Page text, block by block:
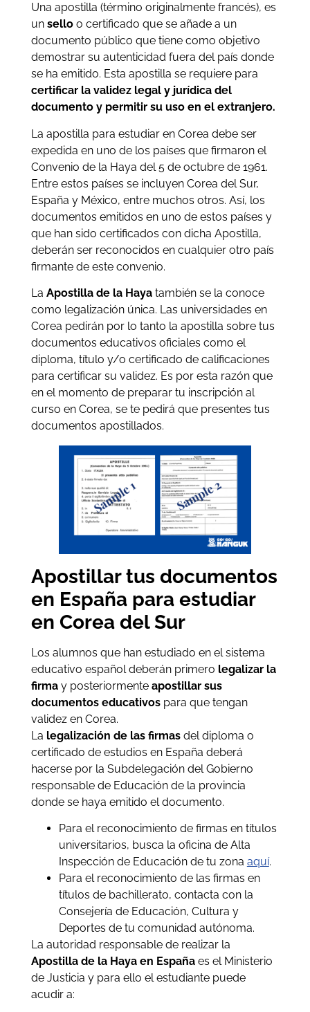
Una apostilla (término originalmente francés), es
un sello o certificado que se añade a un
documento público que tiene como objetivo
demostrar su autenticidad fuera del país donde
se ha emitido. Esta apostilla se requiere para
certificar la validez legal y jurídica del
documento y permitir su uso en el extranjero.
La apostilla para estudiar en Corea debe ser
expedida en uno de los países que firmaron el
Convenio de la Haya del 5 de octubre de 1961.
Entre estos países se incluyen Corea del Sur,
España y México, entre muchos otros. Así, los
documentos emitidos en uno de estos países y
que han sido certificados con dicha Apostilla,
deberán ser reconocidos en cualquier otro país
firmante de este convenio.
La Apostilla de la Haya también se la conoce
como legalización única. Las universidades en
Corea pedirán por lo tanto la apostilla sobre tus
documentos educativos oficiales como el
diploma, título y/o certificado de calificaciones
para certificar su validez. Es por esta razón que
en el momento de preparar tu inscripción al
curso en Corea, se te pedirá que presentes tus
documentos apostillados.
Apostillar tus documentos
en España para estudiar
en Corea del Sur
Los alumnos que han estudiado en el sistema
educativo español deberán primero legalizar la
firmay posteriormente apostillar sus
documentos educativospara que tengan
validez en Corea.
La legalización de las firmasdel diploma o
certificado de estudios en España deberá
hacerse por la Subdelegación del Gobierno
responsable de Educación de la provincia
donde se haya emitido el documento.
Para el reconocimiento de firmas en títulos
universitarios, busca la oficina de Alta
Inspección de Educación de tu zona aquí.
Para el reconocimiento de las firmas en
títulos de bachillerato, contacta con la
Consejería de Educación, Cultura y
Deportes de tu comunidad autónoma.
La autoridad responsable de realizar la
Apostilla de la Haya en Españaes el Ministerio
de Justicia y para ello el estudiante puede
acudir a: